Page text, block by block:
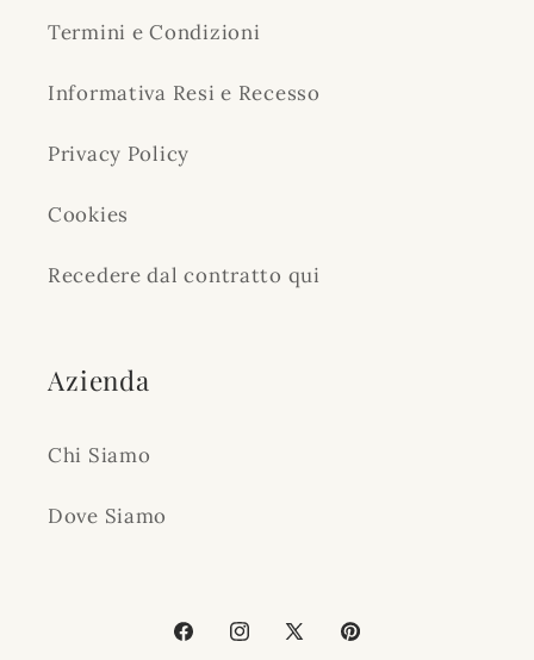
Termini e Condizioni
Informativa Resi e Recesso
Privacy Policy
Cookies
Recedere dal contratto qui
Azienda
Chi Siamo
Dove Siamo
FacebookInstagram
X Pinterest